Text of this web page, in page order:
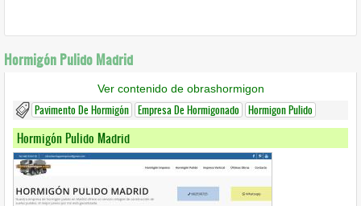
Hormigón Pulido Madrid
Ver contenido de obrashormigon
Pavimento De Hormigón Empresa De Hormigonado Hormigon Pulido
Hormigón Pulido Madrid